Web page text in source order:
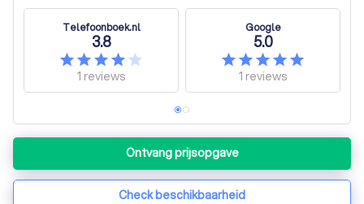
Telefoonboek.nl
3.8
1 reviews
Google
5.0
1 reviews
Ontvang prijsopgave
Check beschikbaarheid